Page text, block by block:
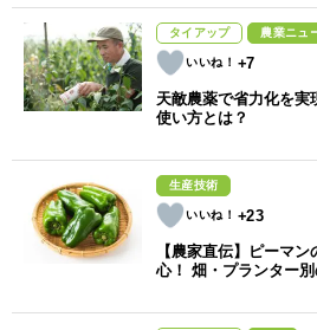
タイアップ 農業ニュ
+7
天敵農薬で省力化を実
使い方とは？
生産技術
+23
【農家直伝】ピーマ
心！ 畑・プランター